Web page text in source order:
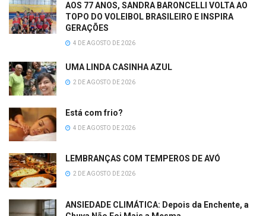
AOS 77 ANOS, SANDRA BARONCELLI VOLTA AO
TOPO DO VOLEIBOL BRASILEIRO E INSPIRA
GERAÇÕES
4 DE AGOSTO DE 2026
UMA LINDA CASINHA AZUL
2 DE AGOSTO DE 2026
Está com frio?
4 DE AGOSTO DE 2026
LEMBRANÇAS COM TEMPEROS DE AVÓ
2 DE AGOSTO DE 2026
ANSIEDADE CLIMÁTICA: Depois da Enchente, a